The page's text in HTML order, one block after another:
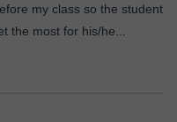
my class so the student
the most for his/he